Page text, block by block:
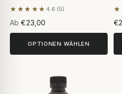
★★★★★ 4.6 (5)
Basierend auf 5 Bewertungen
Ab €23,00
OPTIONEN WÄHLEN